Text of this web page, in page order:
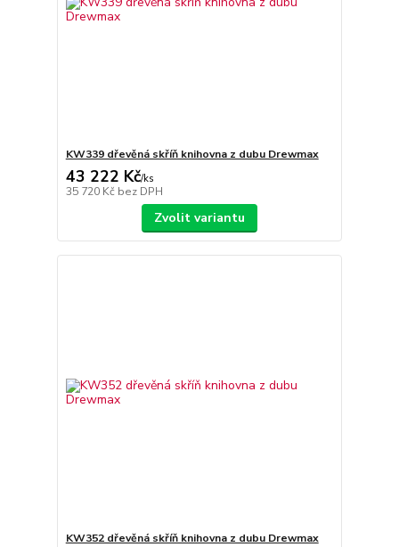
KW339 dřevěná skříň knihovna z dubu Drewmax
43 222 Kč/ks
35 720 Kč bez DPH
Zvolit variantu
KW352 dřevěná skříň knihovna z dubu Drewmax